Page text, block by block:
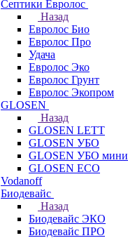
Септики Евролос
Назад
Евролос Био
Евролос Про
Удача
Евролос Эко
Евролос Грунт
Евролос Экопром
GLOSEN
Назад
GLOSEN LETT
GLOSEN УБО
GLOSEN УБО мини
GLOSEN ECO
Vodanoff
Биодевайс
Назад
Биодевайс ЭКО
Биодевайс ПРО